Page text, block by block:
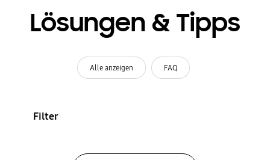
Lösungen & Tipps
Alle anzeigen FAQ
Filter